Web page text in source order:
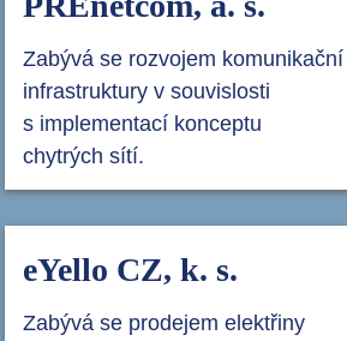
Zabývá se rozvojem komunikační
infrastruktury v souvislosti
s implementací konceptu
chytrých sítí.
eYello CZ, k. s.
Zabývá se prodejem elektřiny